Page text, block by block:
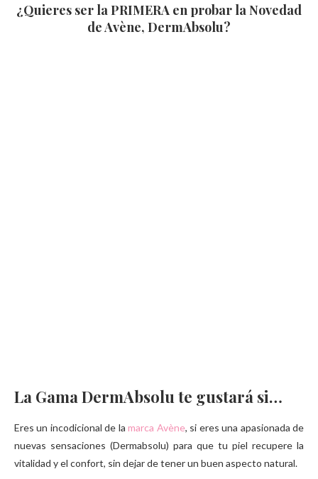
¿Quieres ser la PRIMERA en probar la Novedad
de Avène, DermAbsolu?
La Gama DermAbsolu te gustará si…
Eres un incodicional de lamarca Avène, si eres una apasionada de
nuevas sensaciones (Dermabsolu) para que tu piel recupere la
vitalidad y el confort, sin dejar de tener un buen aspecto natural.